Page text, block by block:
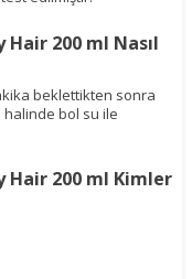
200 ml Nasıl
beklettikten sonra
halinde bol su ile
Hair 200 ml Kimler